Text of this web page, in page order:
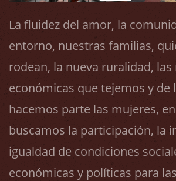
La fluidez del amor, la
entorno, nuestras familias,
rodean, la nueva ruralidad, las
económicas que tejemos y de
hacemos parte las mujeres,
buscamos la participación, la
igualdad de condiciones
económicas y políticas para